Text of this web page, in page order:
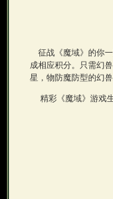
征战《魔域》的你一
成相应积分。只需幻
星，物防魔防型的幻
精彩《魔域》游戏